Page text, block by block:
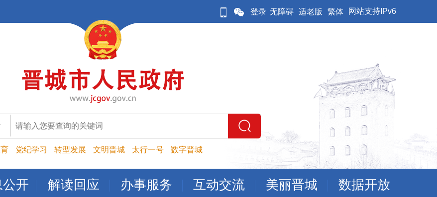
登录 无障碍 适老版 繁体 网站支持IPv6
党纪学习 转型发展 文明晋城 太行一号 数字晋城
开 解读回应 办事服务 互动交流 美丽晋城 数据开放